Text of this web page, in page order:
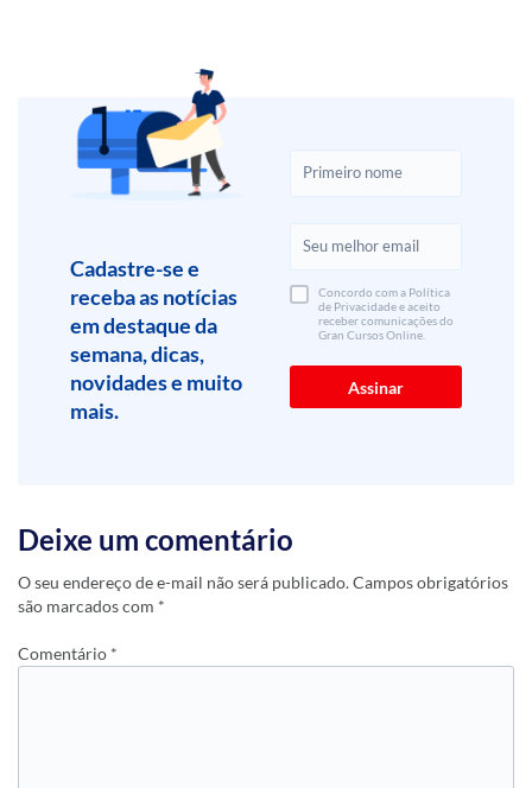
Cadastre-se e
receba as notícias
em destaque da
semana, dicas,
novidades e muito
mais.
Concordo com a Política
de Privacidade e aceito
receber comunicações do
Gran Cursos Online.
Deixe um comentário
O seu endereço de e-mail não será publicado.Campos obrigatórios
são marcados com *
Comentário *